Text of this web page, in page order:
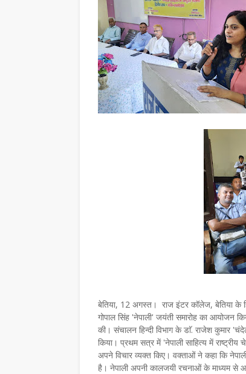
बेतिया, 12 अगस्त। राज इंटर कॉलेज, बेतिया के
गोपाल सिंह 'नेपाली' जयंती समारोह का आयोजन
की। संचालन हिन्दी विभाग के डाॅ. राजेश कुमार
किया। प्रथम सत्र में 'नेपाली साहित्य में
अपने विचार व्यक्त किए। वक्ताओं ने कहा कि
है। नेपाली अपनी कालजयी रचनाओं के माध्यम से